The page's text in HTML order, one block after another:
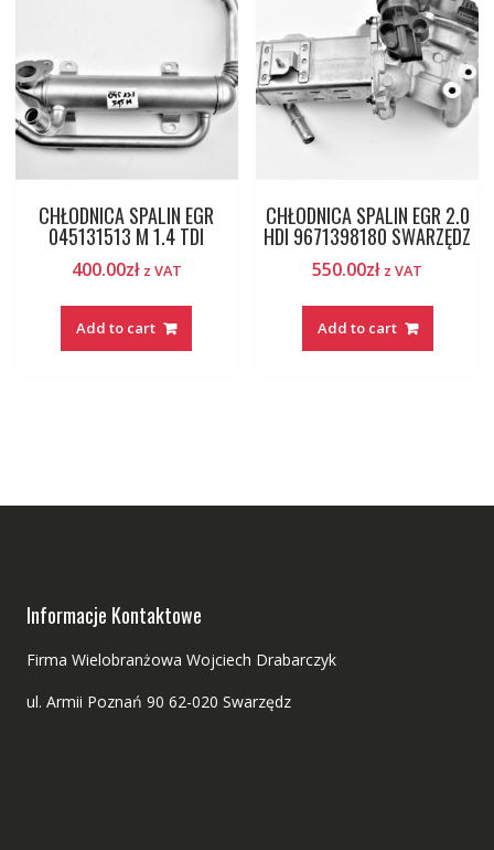
CHŁODNICA SPALIN EGR
045131513 M 1.4 TDI
400.00zł z VAT
Add to cart
CHŁODNICA SPALIN EGR 2.0
HDI 9671398180 SWARZĘDZ
550.00zł z VAT
Add to cart
Informacje Kontaktowe
Firma Wielobranżowa Wojciech Drabarczyk
ul. Armii Poznań 90 62-020 Swarzędz